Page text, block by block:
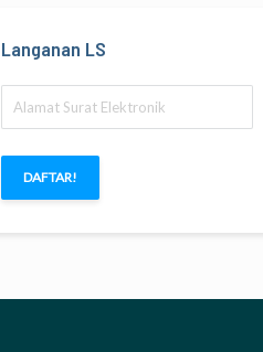
Langanan LS
Surat
Elektronik
DAFTAR!